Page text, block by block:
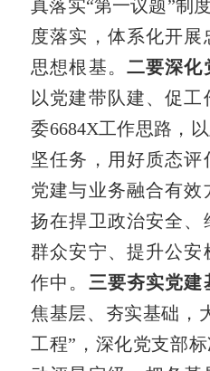
真落实“第一议题”制
度落实，体系化开
思想根基。 二要深化
以党建带队建、促
委6684X工作思路，
坚任务，用好质态
党建与业务融合有
扬在捍卫政治安全
群众安宁、提升公
作中。 三要夯实党建
焦基层、夯实基础，
工程”，深化党支部